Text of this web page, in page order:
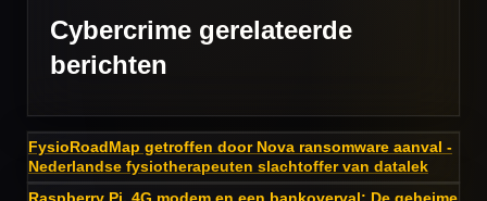
Cybercrime gerelateerde
berichten
FysioRoadMap getroffen door Nova ransomware aanval -
Nederlandse fysiotherapeuten slachtoffer van datalek